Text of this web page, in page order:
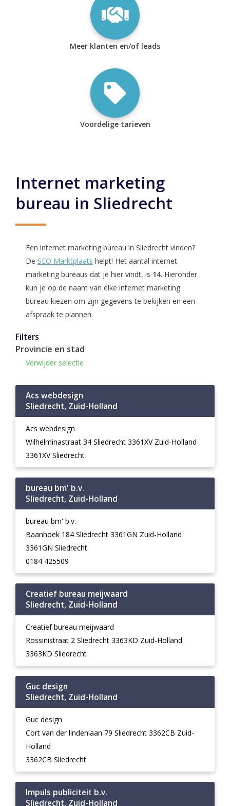
Meer klanten en/of leads
Voordelige tarieven
Internet marketing
bureau in Sliedrecht
Een internet marketing bureau in Sliedrecht vinden?
De SEO Marktplaats helpt! Het aantal internet
marketing bureaus dat je hier vindt, is 14. Hieronder
kun je op de naam van elke internet marketing
bureau kiezen om zijn gegevens te bekijken en een
afspraak te plannen.
Filters
Provincie en stad
Verwijder selectie
Acs webdesign
Sliedrecht, Zuid-Holland
Acs webdesign
Wilhelminastraat 34 Sliedrecht 3361XV Zuid-Holland
3361XV Sliedrecht
bureau bm' b.v.
Sliedrecht, Zuid-Holland
bureau bm' b.v.
Baanhoek 184 Sliedrecht 3361GN Zuid-Holland
3361GN Sliedrecht
0184 425509
Creatief bureau meijwaard
Sliedrecht, Zuid-Holland
Creatief bureau meijwaard
Rossinistraat 2 Sliedrecht 3363KD Zuid-Holland
3363KD Sliedrecht
Guc design
Sliedrecht, Zuid-Holland
Guc design
Cort van der lindenlaan 79 Sliedrecht 3362CB Zuid-
Holland
3362CB Sliedrecht
Impuls publiciteit b.v.
Sliedrecht, Zuid-Holland